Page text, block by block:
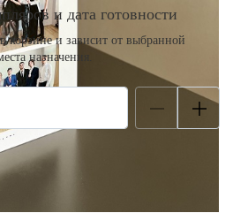
и дата готовности
корзине и зависит от выбранной
назначения.